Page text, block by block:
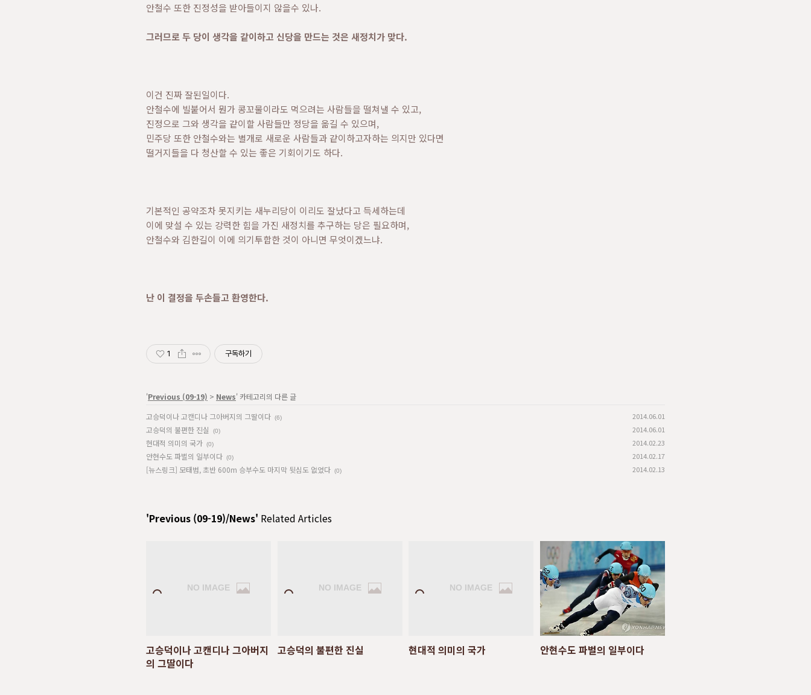
안철수 또한 진정성을 받아들이지 않을수 있나.
그러므로 두 당이 생각을 같이하고 신당을 만드는 것은 새정치가 맞다.
이건 진짜 잘된일이다.
안철수에 빌붙어서 뭔가 콩꼬물이라도 먹으려는 사람들을 떨쳐낼 수 있고,
진정으로 그와 생각을 같이할 사람들만 정당을 옮길 수 있으며,
민주당 또한 안철수와는 별개로 새로운 사람들과 같이하고자하는 의지만 있다면
떨거지들을 다 청산할 수 있는 좋은 기회이기도 하다.
기본적인 공약조차 못지키는 새누리당이 이리도 잘났다고 득세하는데
이에 맞설 수 있는 강력한 힘을 가진 새정치를 추구하는 당은 필요하며,
안철수와 김한길이 이에 의기투합한 것이 아니면 무엇이겠느냐.
난 이 결정을 두손들고 환영한다.
1 구독하기
'Previous (09-19) > News' 카테고리의 다른 글
고승덕이나 고캔디나 그아버지의 그딸이다 (6) 2014.06.01
고승덕의 불편한 진실 (0) 2014.06.01
현대적 의미의 국가 (0) 2014.02.23
안현수도 파벌의 일부이다 (0) 2014.02.17
[뉴스링크] 모태범, 초반 600m 승부수도 마지막 뒷심도 없었다 (0) 2014.02.13
'Previous (09-19)/News' Related Articles
고승덕이나 고캔디나 그아버지
의 그딸이다
고승덕의 불편한 진실 현대적 의미의 국가 안현수도 파벌의 일부이다